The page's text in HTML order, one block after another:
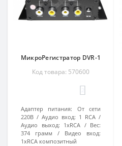
МикроРегистратор DVR-1
Код товара: 570600
Адаптер питания:
От сети
220В
Аудио вход: 1 RCA
Аудио выход: 1xRCA
Вес:
374 грамм
Видео вход:
1xRCA композитный